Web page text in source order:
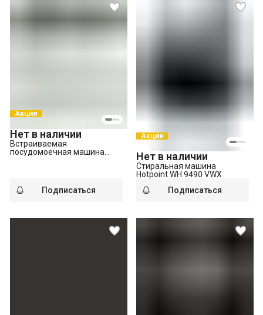
Акция
Нет в наличии
Встраиваемая
посудомоечная машина
Подписаться
Акция
Нет в наличии
Стиральная машина
Hotpoint WH 9490 VWX
Подписаться